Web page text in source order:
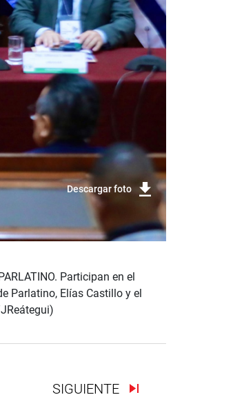
Descargar foto
Participan en el
Parlatino, Elías Castillo y el
SIGUIENTE